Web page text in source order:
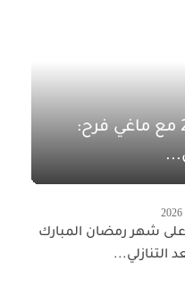
مفاجآت أغسطس 2026 مع ماغي فرح:
شهر رمضان المبارك